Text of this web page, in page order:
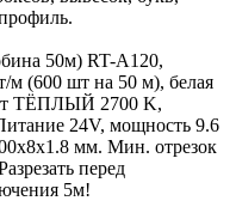
50м) RT-A120,
м (600 шт на 50 м), белая
ТЁПЛЫЙ 2700 K,
24V, мощность 9.6
мм. Мин. отрезок
перед
5м!